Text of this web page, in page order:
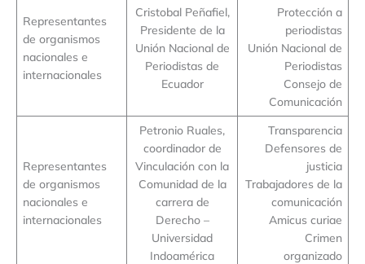
Representantes
de organismos
nacionales e
internacionales
Cristobal Peñafiel,
Presidente de la
Unión Nacional de
Periodistas de
Ecuador
Protección a
periodistas
Unión Nacional de
Periodistas
Consejo de
Comunicación
Representantes
de organismos
nacionales e
internacionales
Petronio Ruales,
coordinador de
Vinculación con la
Comunidad de la
carrera de
Derecho –
Universidad
Indoamérica
Transparencia
Defensores de
justicia
Trabajadores de la
comunicación
Amicus curiae
Crimen
organizado